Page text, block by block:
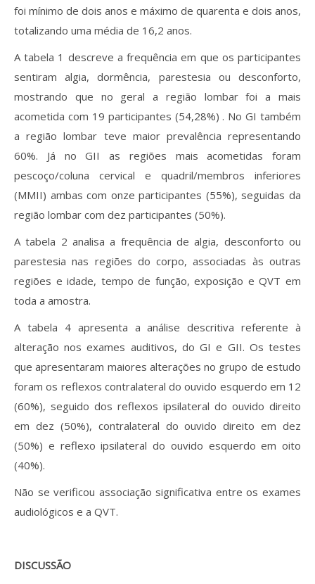
foi mínimo de dois anos e máximo de quarenta e dois anos,
totalizando uma média de 16,2 anos.
A tabela 1 descreve a frequência em que os participantes
sentiram algia, dormência, parestesia ou desconforto,
mostrando que no geral a região lombar foi a mais
acometida com 19 participantes (54,28%) . No GI também
a região lombar teve maior prevalência representando
60%. Já no GII as regiões mais acometidas foram
pescoço/coluna cervical e quadril/membros inferiores
(MMII) ambas com onze participantes (55%), seguidas da
região lombar com dez participantes (50%).
A tabela 2 analisa a frequência de algia, desconforto ou
parestesia nas regiões do corpo, associadas às outras
regiões e idade, tempo de função, exposição e QVT em
toda a amostra.
A tabela 4 apresenta a análise descritiva referente à
alteração nos exames auditivos, do GI e GII. Os testes
que apresentaram maiores alterações no grupo de estudo
foram os reflexos contralateral do ouvido esquerdo em 12
(60%), seguido dos reflexos ipsilateral do ouvido direito
em dez (50%), contralateral do ouvido direito em dez
(50%) e reflexo ipsilateral do ouvido esquerdo em oito
(40%).
Não se verificou associação significativa entre os exames
audiológicos e a QVT.
DISCUSSÃO